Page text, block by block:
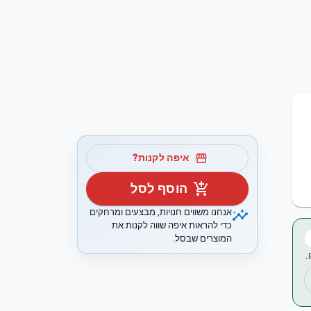
storefront איפה לקנות?
add_shopping_cart הוסף לסל
insightsאנחנו משווים חנויות, מבצעים ומרחקים
כדי להראות איפה שווה לקנות את
המוצרים שבסל.